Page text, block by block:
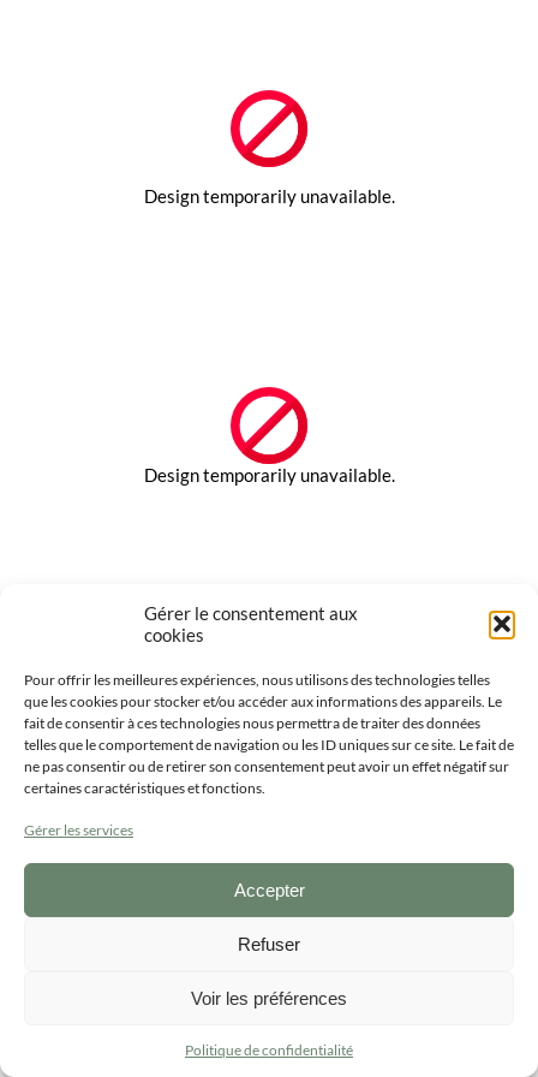
Gérer le consentement aux
cookies
Pour offrir les meilleures expériences, nous utilisons des technologies telles
que les cookies pour stocker et/ou accéder aux informations des appareils. Le
fait de consentir à ces technologies nous permettra de traiter des données
telles que le comportement de navigation ou les ID uniques sur ce site. Le fait de
ne pas consentir ou de retirer son consentement peut avoir un effet négatif sur
certaines caractéristiques et fonctions.
Gérer les services
Accepter
Refuser
Voir les préférences
Politique de confidentialité
Design temporarily unavailable.
Design temporarily unavailable.
Design temporarily unavailable.